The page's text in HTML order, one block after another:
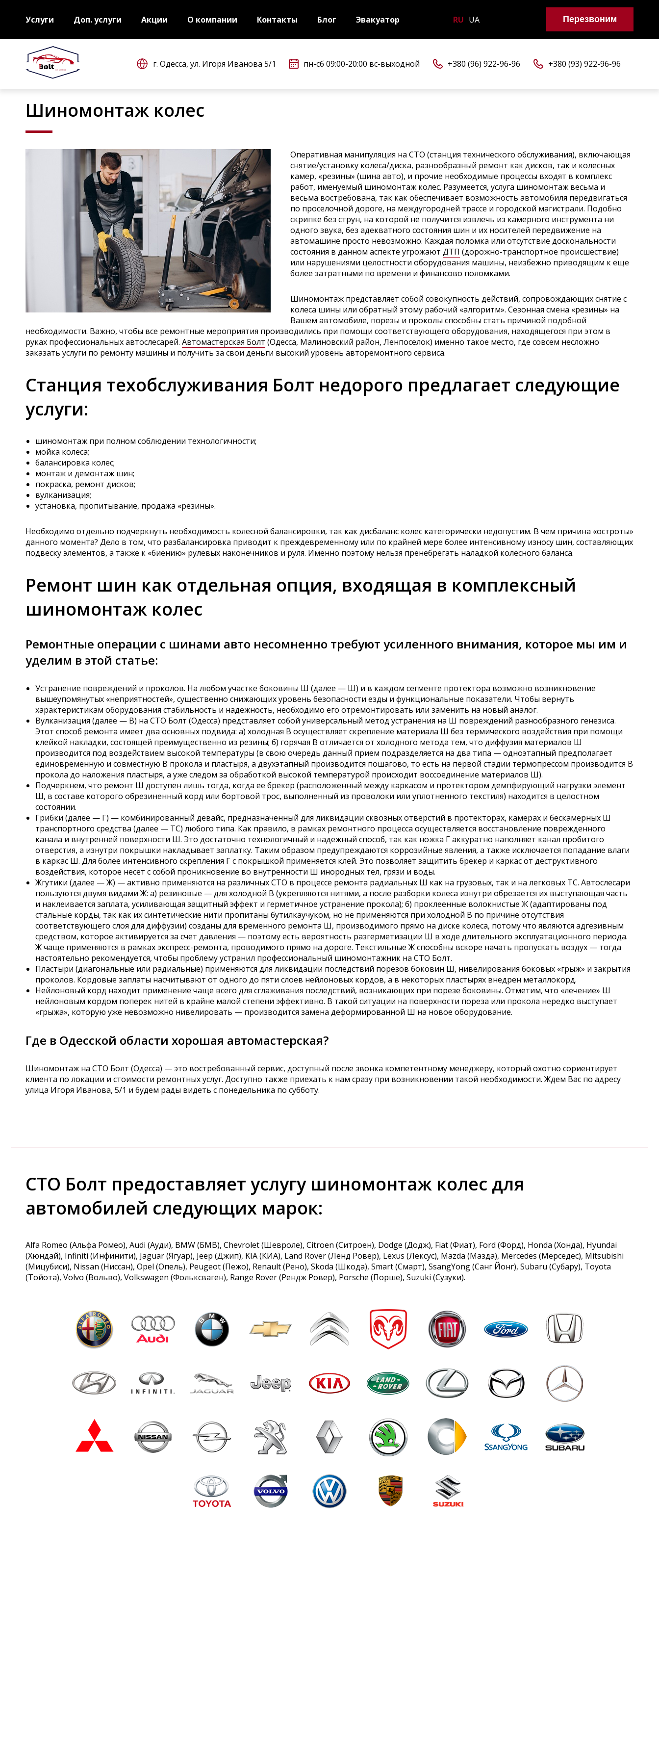
Услуги Доп. услуги Акции О компании Контакты Блог Эвакуатор RU UA Перезвоним
г. Одесса, ул. Игоря Иванова 5/1 пн-сб 09:00-20:00 вс-выходной +380 (96) 922-96-96 +380 (93) 922-96-96
Шиномонтаж колес
Оперативная манипуляция на СТО (станция технического обслуживания), включающая
снятие/установку колеса/диска, разнообразный ремонт как дисков, так и колесных
камер, «резины» (шина авто), и прочие необходимые процессы входят в комплекс
работ, именуемый шиномонтаж колес. Разумеется, услуга шиномонтаж весьма и
весьма востребована, так как обеспечивает возможность автомобиля передвигаться
по проселочной дороге, на междугородней трассе и городской магистрали. Подобно
скрипке без струн, на которой не получится извлечь из камерного инструмента ни
одного звука, без адекватного состояния шин и их носителей передвижение на
автомашине просто невозможно. Каждая поломка или отсутствие доскональности
состояния в данном аспекте угрожают ДТП (дорожно-транспортное происшествие)
или нарушениями целостности оборудования машины, неизбежно приводящим к еще
более затратными по времени и финансово поломками.
Шиномонтаж представляет собой совокупность действий, сопровождающих снятие с
колеса шины или обратный этому рабочий «алгоритм». Сезонная смена «резины» на
Вашем автомобиле, порезы и проколы способны стать причиной подобной
необходимости. Важно, чтобы все ремонтные мероприятия производились при помощи соответствующего оборудования, находящегося при этом в
руках профессиональных автослесарей. Автомастерская Болт (Одесса, Малиновский район, Ленпоселок) именно такое место, где совсем несложно
заказать услуги по ремонту машины и получить за свои деньги высокий уровень авторемонтного сервиса.
Станция техобслуживания Болт недорого предлагает следующие
услуги:
шиномонтаж при полном соблюдении технологичности;
мойка колеса;
балансировка колес;
монтаж и демонтаж шин;
покраска, ремонт дисков;
вулканизация;
установка, пропитывание, продажа «резины».
Необходимо отдельно подчеркнуть необходимость колесной балансировки, так как дисбаланс колес категорически недопустим. В чем причина «остроты»
данного момента? Дело в том, что разбалансировка приводит к преждевременному или по крайней мере более интенсивному износу шин, составляющих
подвеску элементов, а также к «биению» рулевых наконечников и руля. Именно поэтому нельзя пренебрегать наладкой колесного баланса.
Ремонт шин как отдельная опция, входящая в комплексный
шиномонтаж колес
Ремонтные операции с шинами авто несомненно требуют усиленного внимания, которое мы им и
уделим в этой статье:
Устранение повреждений и проколов. На любом участке боковины Ш (далее — Ш) и в каждом сегменте протектора возможно возникновение
вышеупомянутых «неприятностей», существенно снижающих уровень безопасности езды и функциональные показатели. Чтобы вернуть
характеристикам оборудования стабильность и надежность, необходимо его отремонтировать или заменить на новый аналог.
Вулканизация (далее — В) на СТО Болт (Одесса) представляет собой универсальный метод устранения на Ш повреждений разнообразного генезиса.
Этот способ ремонта имеет два основных подвида: а) холодная В осуществляет скрепление материала Ш без термического воздействия при помощи
клейкой накладки, состоящей преимущественно из резины; б) горячая В отличается от холодного метода тем, что диффузия материалов Ш
производится под воздействием высокой температуры (в свою очередь данный прием подразделяется на два типа — одноэтапный предполагает
единовременную и совместную В прокола и пластыря, а двухэтапный производится пошагово, то есть на первой стадии термопрессом производится В
прокола до наложения пластыря, а уже следом за обработкой высокой температурой происходит воссоединение материалов Ш).
Подчеркнем, что ремонт Ш доступен лишь тогда, когда ее брекер (расположенный между каркасом и протектором демпфирующий нагрузки элемент
Ш, в составе которого обрезиненный корд или бортовой трос, выполненный из проволоки или уплотненного текстиля) находится в целостном
состоянии.
Грибки (далее — Г) — комбинированный девайс, предназначенный для ликвидации сквозных отверстий в протекторах, камерах и бескамерных Ш
транспортного средства (далее — ТС) любого типа. Как правило, в рамках ремонтного процесса осуществляется восстановление поврежденного
канала и внутренней поверхности Ш. Это достаточно технологичный и надежный способ, так как ножка Г аккуратно наполняет канал пробитого
отверстия, а изнутри покрышки накладывает заплатку. Таким образом предупреждаются коррозийные явления, а также исключается попадание влаги
в каркас Ш. Для более интенсивного скрепления Г с покрышкой применяется клей. Это позволяет защитить брекер и каркас от деструктивного
воздействия, которое несет с собой проникновение во внутренности Ш инородных тел, грязи и воды.
Жгутики (далее — Ж) — активно применяются на различных СТО в процессе ремонта радиальных Ш как на грузовых, так и на легковых ТС. Автослесари
пользуются двумя видами Ж: а) резиновые — для холодной В (укрепляются нитями, а после разборки колеса изнутри обрезается их выступающая часть
и наклеивается заплата, усиливающая защитный эффект и герметичное устранение прокола); б) проклеенные волокнистые Ж (адаптированы под
стальные корды, так как их синтетические нити пропитаны бутилкаучуком, но не применяются при холодной В по причине отсутствия
соответствующего слоя для диффузии) созданы для временного ремонта Ш, производимого прямо на диске колеса, потому что являются адгезивным
средством, которое активируется за счет давления — поэтому есть вероятность разгерметизации Ш в ходе длительного эксплуатационного периода.
Ж чаще применяются в рамках экспресс-ремонта, проводимого прямо на дороге. Текстильные Ж способны вскоре начать пропускать воздух — тогда
настоятельно рекомендуется, чтобы проблему устранил профессиональный шиномонтажник на СТО Болт.
Пластыри (диагональные или радиальные) применяются для ликвидации последствий порезов боковин Ш, нивелирования боковых «грыж» и закрытия
проколов. Кордовые заплаты насчитывают от одного до пяти слоев нейлоновых кордов, а в некоторых пластырях внедрен металлокорд.
Нейлоновый корд находит применение чаще всего для сглаживания последствий, возникающих при порезе боковины. Отметим, что «лечение» Ш
нейлоновым кордом поперек нитей в крайне малой степени эффективно. В такой ситуации на поверхности пореза или прокола нередко выступает
«грыжа», которую уже невозможно нивелировать — производится замена деформированной Ш на новое оборудование.
Где в Одесской области хорошая автомастерская?
Шиномонтаж на СТО Болт (Одесса) — это востребованный сервис, доступный после звонка компетентному менеджеру, который охотно сориентирует
клиента по локации и стоимости ремонтных услуг. Доступно также приехать к нам сразу при возникновении такой необходимости. Ждем Вас по адресу
улица Игоря Иванова, 5/1 и будем рады видеть с понедельника по субботу.
СТО Болт предоставляет услугу шиномонтаж колес для
автомобилей следующих марок:
Alfa Romeo (Альфа Ромео) Audi (Ауди) BMW (БМВ) Chevrolet (Шевроле) Citroen (Ситроен) Dodge (Додж) Fiat (Фиат) Ford (Форд) Honda (Хонда) Hyundai
(Хюндай) Infiniti (Инфинити) Jaguar (Ягуар) Jeep (Джип) KIA (КИА) Land Rover (Ленд Ровер) Lexus (Лексус) Mazda (Мазда) Mercedes (Мерседес) Mitsubishi
(Мицубиси) Nissan (Ниссан) Opel (Опель) Peugeot (Пежо) Renault (Рено) Skoda (Шкода) Smart (Смарт) SsangYong (Санг Йонг) Subaru (Субару) Toyota
(Тойота) Volvo (Вольво) Volkswagen (Фольксваген) Range Rover (Рендж Ровер) Porsche (Порше) Suzuki (Сузуки)